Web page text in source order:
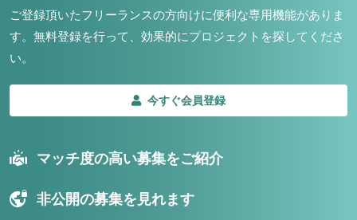
ご登録頂いたフリーランスの方向けに便利な専用機能がありま
す。 無料登録を行って、効果的にプロジェクトを探してくださ
い。
今すぐ会員登録
マッチ度の高い募集をご紹介
非公開の募集を見れます